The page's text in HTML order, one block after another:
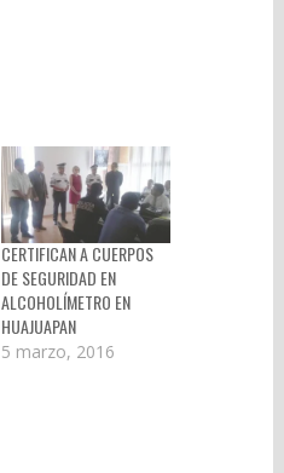
CERTIFICAN A CUERPOS
DE SEGURIDAD EN
ALCOHOLÍMETRO EN
HUAJUAPAN
5 marzo, 2016